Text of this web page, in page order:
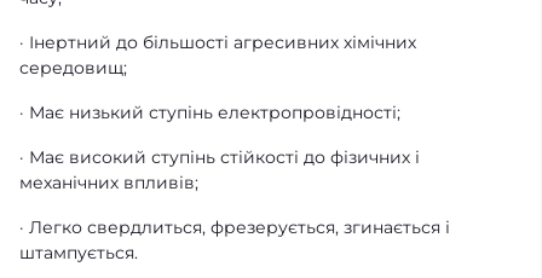
· Інертний до більшості агресивних хімічних
середовищ;
· Має низький ступінь електропровідності;
· Має високий ступінь стійкості до фізичних і
механічних впливів;
· Легко свердлиться, фрезерується, згинається і
штампується.